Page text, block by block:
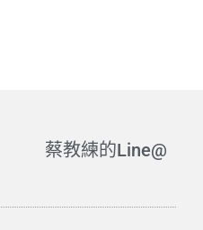
蔡教練的Line@